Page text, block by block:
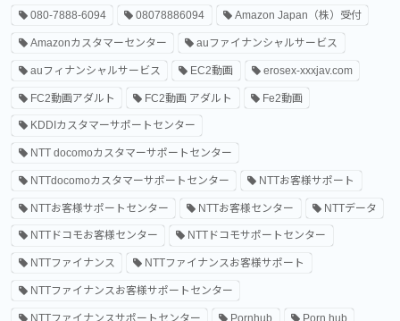
080-7888-6094 08078886094 Amazon Japan（株）受付
Amazonカスタマーセンター auファイナンシャルサービス
auフィナンシャルサービス EC2動画 erosex-xxxjav.com
FC2動画アダルト FC2動画 アダルト Fe2動画
KDDIカスタマーサポートセンター
NTT docomoカスタマーサポートセンター
NTTdocomoカスタマーサポートセンター NTTお客様サポート
NTTお客様サポートセンター NTTお客様センター NTTデータ
NTTドコモお客様センター NTTドコモサポートセンター
NTTファイナンス NTTファイナンスお客様サポート
NTTファイナンスお客様サポートセンター
NTTファイナンスサポートセンター Pornhub Porn hub